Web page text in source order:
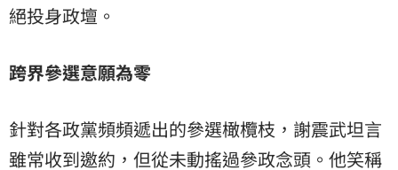
絕投身政壇。
跨界參選意願為零
針對各政黨頻頻遞出的參選橄欖枝，謝震武坦言
雖常收到邀約，但從未動搖過參政念頭。他笑稱